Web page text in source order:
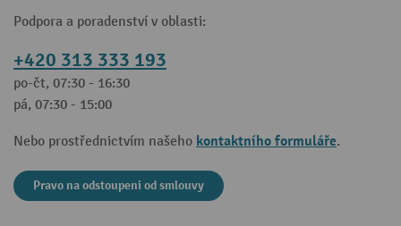
Podpora a poradenství v oblasti:
+420 313 333 193
po-čt, 07:30 - 16:30
pá, 07:30 - 15:00
Nebo prostřednictvím našeho kontaktního formuláře.
Pravo na odstoupeni od smlouvy